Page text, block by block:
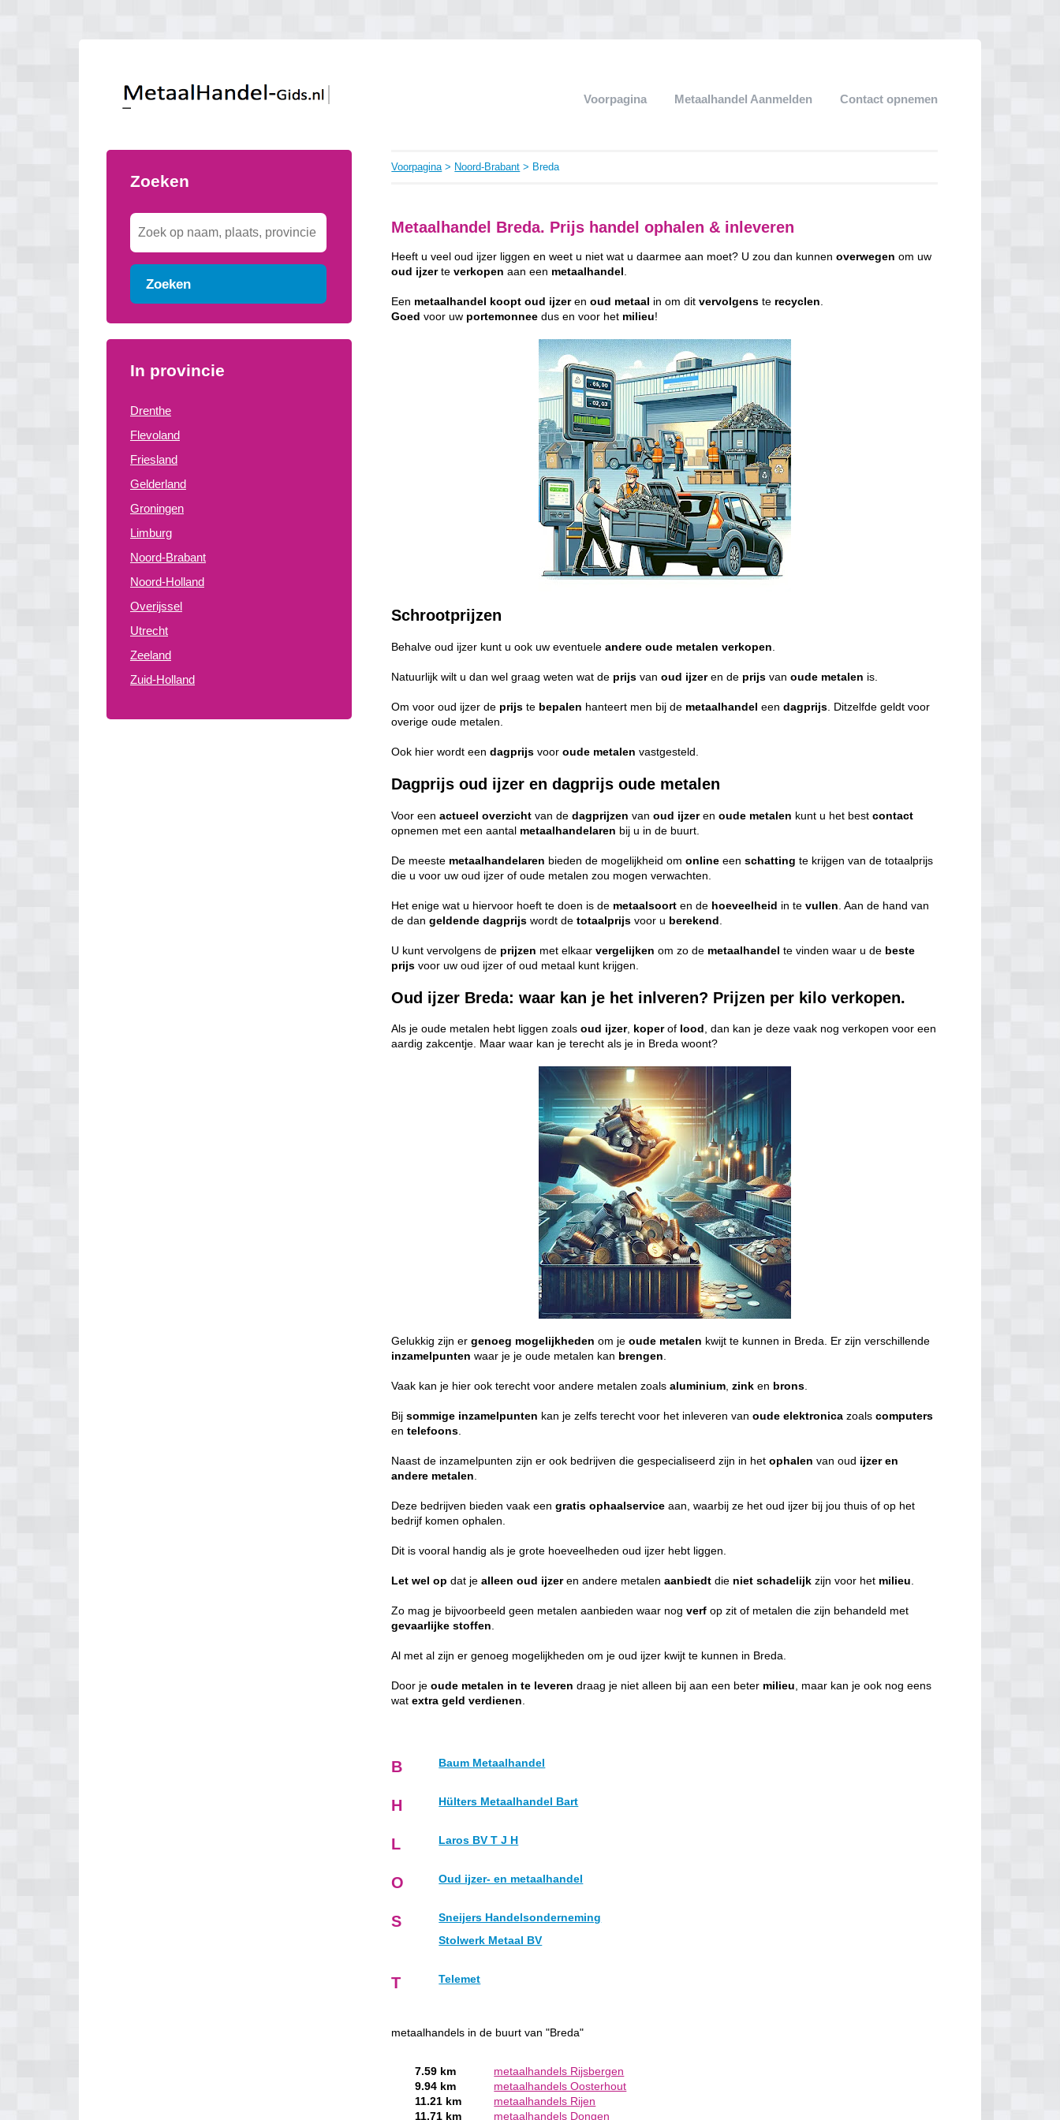
Voorpagina Metaalhandel Aanmelden Contact opnemen
Zoeken
Zoeken
In provincie
Drenthe
Flevoland
Friesland
Gelderland
Groningen
Limburg
Noord-Brabant
Noord-Holland
Overijssel
Utrecht
Zeeland
Zuid-Holland
Voorpagina> Noord-Brabant > Breda
Metaalhandel Breda. Prijs handel ophalen & inleveren
Heeft u veel oud ijzer liggen en weet u niet wat u daarmee aan moet? U zou dan kunnenoverwegen om uw
oud ijzerteverkopen aan een metaalhandel
Een metaalhandel koopt oud ijzerenoud metaal in om ditvervolgens te recyclen
Goed voor uw portemonnee dus en voor het milieu!
Schrootprijzen
Behalve oud ijzer kunt u ook uw eventueleandere oude metalen verkopen.
Natuurlijk wilt u dan wel graag weten wat de prijs vanoud ijzeren de prijs vanoude metalen is.
Om voor oud ijzer de prijs te bepalen hanteert men bij de metaalhandel eendagprijs. Ditzelfde geldt voor
overige oude metalen.
Ook hier wordt eendagprijs vooroude metalen vastgesteld.
Dagprijs oud ijzer en dagprijs oude metalen
Voor eenactueel overzicht van dedagprijzen vanoud ijzerenoude metalen kunt u het bestcontact
opnemen met een aantal metaalhandelaren bij u in de buurt.
De meeste metaalhandelaren bieden de mogelijkheid omonline eenschatting te krijgen van de totaalprijs
die u voor uw oud ijzer of oude metalen zou mogen verwachten.
Het enige wat u hiervoor hoeft te doen is de metaalsoort en de hoeveelheid in tevullen . Aan de hand van
de dangeldende dagprijs wordt detotaalprijs voor u berekend
U kunt vervolgens de prijzen met elkaarvergelijken om zo de metaalhandel te vinden waar u de beste
prijs voor uw oud ijzer of oud metaal kunt krijgen.
Oud ijzer Breda: waar kan je het inlveren? Prijzen per kilo verkopen.
Als je oude metalen hebt liggen zoalsoud ijzer, koperof lood , dan kan je deze vaak nog verkopen voor een
aardig zakcentje. Maar waar kan je terecht als je in Breda woont?
Gelukkig zijn ergenoeg mogelijkheden om jeoude metalen kwijt te kunnen in Breda. Er zijn verschillende
inzamelpunten waar je je oude metalen kan brengen.
Vaak kan je hier ook terecht voor andere metalen zoalsaluminium,zink en brons.
Bijsommige inzamelpunten kan je zelfs terecht voor het inleveren vanoude elektronica zoalscomputers
entelefoons.
Naast de inzamelpunten zijn er ook bedrijven die gespecialiseerd zijn in hetophalen van oud ijzer en
andere metalen.
Deze bedrijven bieden vaak eengratis ophaalservice aan, waarbij ze het oud ijzer bij jou thuis of op het
bedrijf komen ophalen.
Dit is vooral handig als je grote hoeveelheden oud ijzer hebt liggen.
Let wel op dat jealleen oud ijzeren andere metalenaanbiedt die niet schadelijk zijn voor het milieu.
Zo mag je bijvoorbeeld geen metalen aanbieden waar nogverf op zit of metalen die zijn behandeld met
gevaarlijke stoffen.
Al met al zijn er genoeg mogelijkheden om je oud ijzer kwijt te kunnen in Breda.
Door jeoude metalen in te leveren draag je niet alleen bij aan een beter milieu, maar kan je ook nog eens
watextra geld verdienen.
B Baum Metaalhandel
H Hülters Metaalhandel Bart
L Laros BV T J H
O Oud ijzer- en metaalhandel
S
Sneijers Handelsonderneming
Stolwerk Metaal BV
T Telemet
metaalhandels in de buurt van "Breda"
7.59 km
metaalhandels Rijsbergen
9.94 km
metaalhandels Oosterhout
11.21 km
metaalhandels Rijen
11.71 km
metaalhandels Dongen